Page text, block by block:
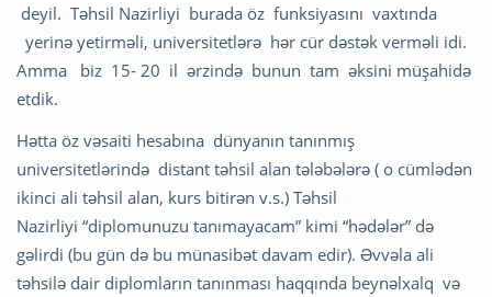
deyil. Təhsil Nazirliyi burada öz funksiyasını vaxtında
yerinə yetirməli, universitetlərə hər cür dəstək verməli idi.
Amma biz 15- 20 il ərzində bunun tam əksini müşahidə
etdik.
Hətta öz vəsaiti hesabına dünyanın tanınmış
universitetlərində distant təhsil alan tələbələrə ( o cümlədən
ikinci ali təhsil alan, kurs bitirən v.s.) Təhsil
Nazirliyi “diplomunuzu tanımayacam” kimi “hədələr” də
gəlirdi (bu gün də bu münasibət davam edir). Əvvəla ali
təhsilə dair diplomların tanınması haqqında beynəlxalq və